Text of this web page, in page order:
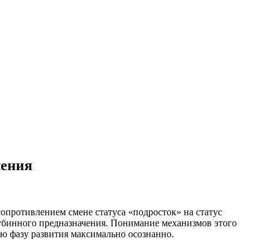
смене статуса «подросток» на статус
предназначения. Понимание механизмов этого
фазу развития максимально осознанно.